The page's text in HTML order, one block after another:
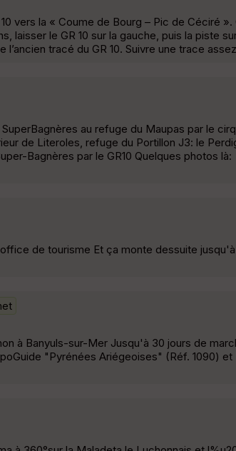
vers la « Coume de Bourg – Pic de Céciré
laisser le GR 10 sur la gauche, puis la piste
tracé du GR 10. Suivre une trace
au refuge du Maupas par le
de Literoles, refuge du Portillon J3: le
Bagnères par le GR10 Quelques photos là:
de tourisme Et ça monte dessuite
à Banyuls-sur-Mer Jusqu'à 30 jours de
"Pyrénées Ariégeoises" (Réf. 1090)